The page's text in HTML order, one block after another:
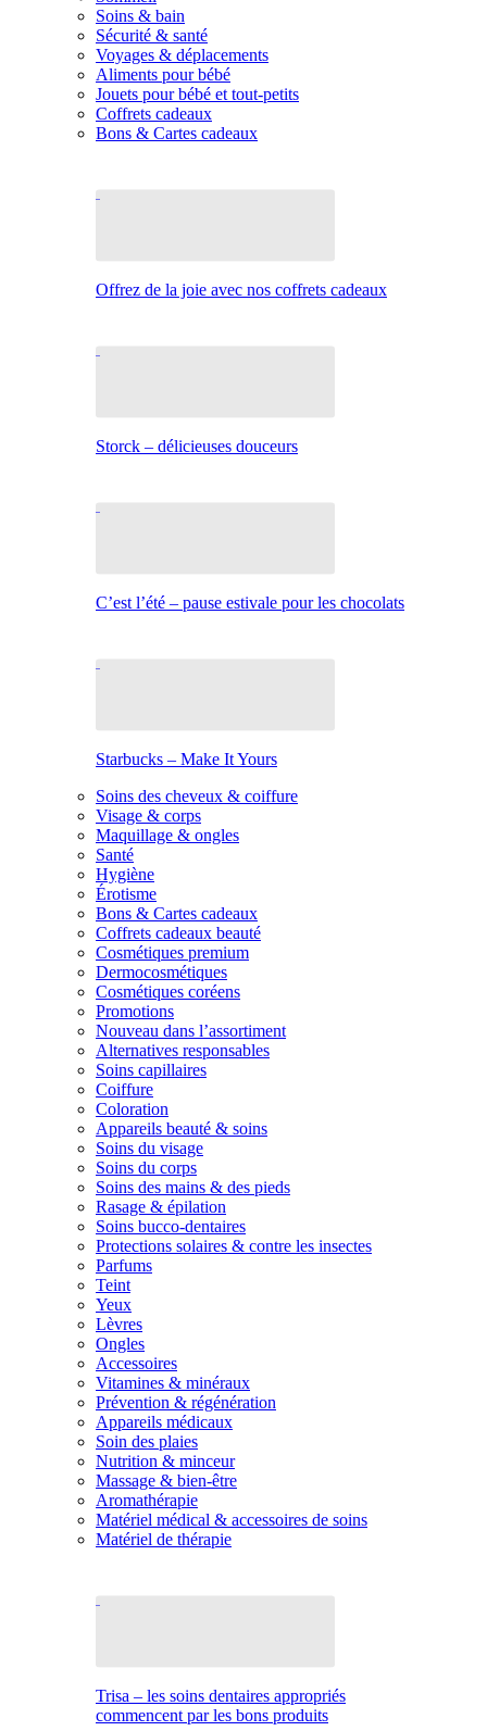
Soins & bain
Sécurité & santé
Voyages & déplacements
Aliments pour bébé
Jouets pour bébé et tout-petits
Coffrets cadeaux
Bons & Cartes cadeaux
Offrez de la joie avec nos coffrets cadeaux
Storck – délicieuses douceurs
C’est l’été – pause estivale pour les chocolats
Starbucks – Make It Yours
Soins des cheveux & coiffure
Visage & corps
Maquillage & ongles
Santé
Hygiène
Érotisme
Bons & Cartes cadeaux
Coffrets cadeaux beauté
Cosmétiques premium
Dermocosmétiques
Cosmétiques coréens
Promotions
Nouveau dans l’assortiment
Alternatives responsables
Soins capillaires
Coiffure
Coloration
Appareils beauté & soins
Soins du visage
Soins du corps
Soins des mains & des pieds
Rasage & épilation
Soins bucco-dentaires
Protections solaires & contre les insectes
Parfums
Teint
Yeux
Lèvres
Ongles
Accessoires
Vitamines & minéraux
Prévention & régénération
Appareils médicaux
Soin des plaies
Nutrition & minceur
Massage & bien-être
Aromathérapie
Matériel médical & accessoires de soins
Matériel de thérapie
Trisa – les soins dentaires appropriés
commencent par les bons produits